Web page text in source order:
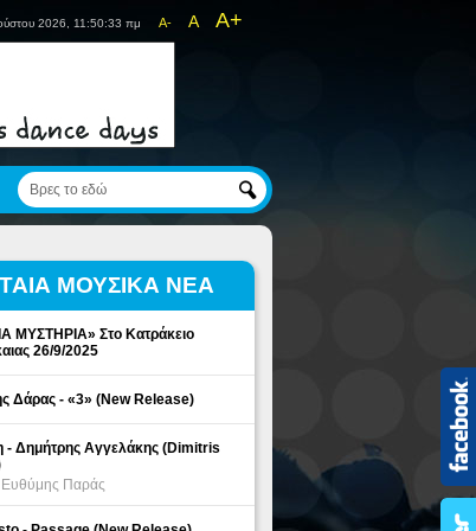
A- A A+
2026, 11:50:33 πμ
ΜΟΥΣΙΚΑ ΝΕΑ
ΜΥΣΤΗΡΙΑ» Στο Κατράκειο
26/9/2025
Δάρας - «3» (New Release)
- Δημήτρης Αγγελάκης (Dimitris
Ευθύμης Παράς